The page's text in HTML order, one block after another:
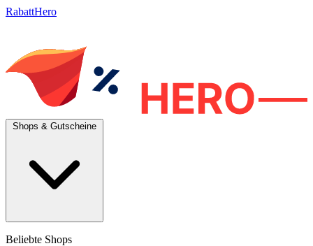
RabattHero
Beliebte Shops